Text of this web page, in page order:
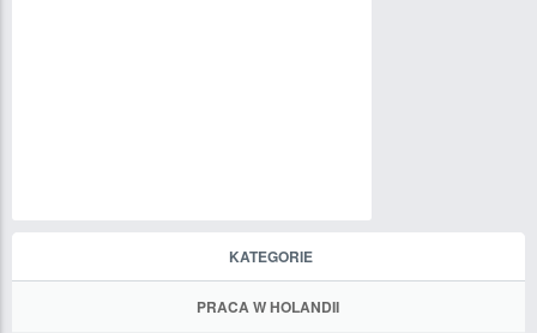
KATEGORIE
PRACA W HOLANDII